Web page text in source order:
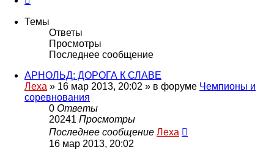
Темы
Ответы
Просмотры
Последнее сообщение
АРНОЛЬД: ДОРОГА К СЛАВЕ
Леха » 16 мар 2013, 20:02 » в форуме Чемпионы и
соревнования
0 Ответы
20241 Просмотры
Последнее сообщение Леха
16 мар 2013, 20:02